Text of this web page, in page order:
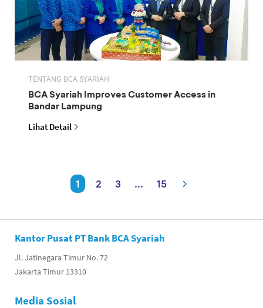
TENTANG BCA SYARIAH
BCA Syariah Improves Customer Access in
Bandar Lampung
Lihat Detail
1 2 3 ... 15
Kantor Pusat PT Bank BCA Syariah
Jl. Jatinegara Timur No. 72
Jakarta Timur 13310
Media Sosial